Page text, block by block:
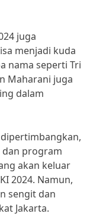
juga
menjadi kuda
nama seperti Tri
Maharani juga
dalam
program
akan keluar
2024. Namun,
sengit dan
Jakarta.